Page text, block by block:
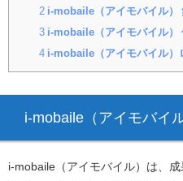
2i-mobaile（アイモバイル）
3i-mobaile（アイモバイル）
4i-mobaile（アイモバイル）
i-mobaile（アイモバイ
i-mobaile（アイモバイル）は、